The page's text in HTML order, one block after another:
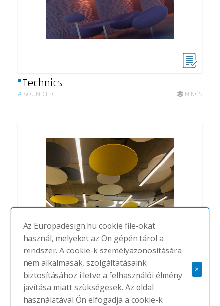
Technics
# SOUNDTECT NINCS
Circles
SOUNDTECT NINCS
Az Europadesign.hu cookie file-okat
használ, melyeket az Ön gépén tárol a
rendszer. A cookie-k személyazonosítására
nem alkalmasak, szolgáltatásaink
biztosításához illetve a felhasználói élmény
javítása miatt szükségesek. Az oldal
használatával Ön elfogadja a cookie-k
×